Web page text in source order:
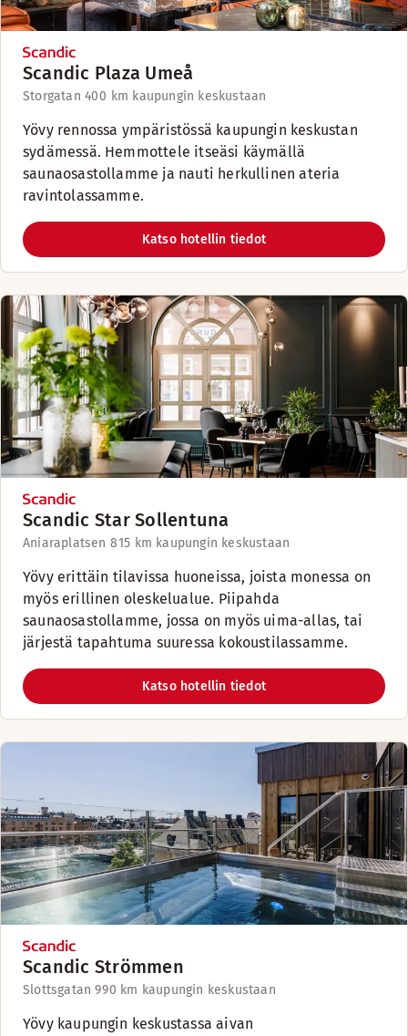
Scandic Plaza Umeå
Storgatan 400 km kaupungin keskustaan
Yövy rennossa ympäristössä kaupungin keskustan
sydämessä. Hemmottele itseäsi käymällä
saunaosastollamme ja nauti herkullinen ateria
ravintolassamme.
Katso hotellin tiedot
Scandic Star Sollentuna
Aniaraplatsen 815 km kaupungin keskustaan
Yövy erittäin tilavissa huoneissa, joista monessa on
myös erillinen oleskelualue. Piipahda
saunaosastollamme, jossa on myös uima-allas, tai
järjestä tapahtuma suuressa kokoustilassamme.
Katso hotellin tiedot
Scandic Strömmen
Slottsgatan 990 km kaupungin keskustaan
Yövy kaupungin keskustassa aivan